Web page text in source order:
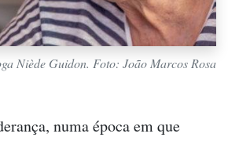
Niède Guidon. Foto: João Marcos Rosa
numa época em que